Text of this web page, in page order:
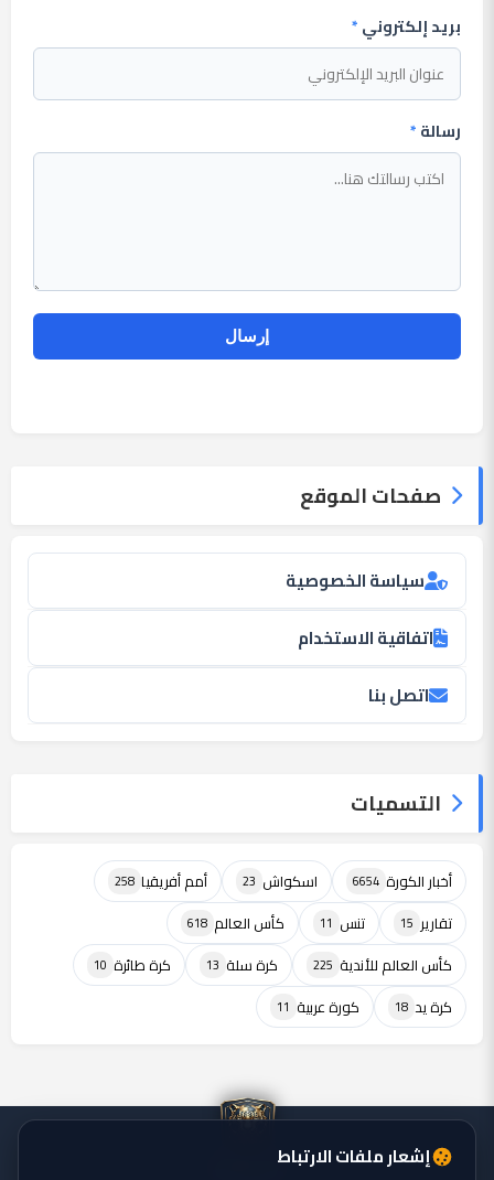
بريد إلكتروني*
رسالة*
صفحات الموقع
سياسة الخصوصية
اتفاقية الاستخدام
اتصل بنا
التسميات
أخبار الكورة 6654 اسكواش 23 أمم أفريقيا 258
تقارير 15 تنس 11 كأس العالم 618
كأس العالم للأندية 225 كرة سلة 13 كرة طائرة 10
كرة يد 18 كورة عربية 11
إشعار ملفات الارتباط